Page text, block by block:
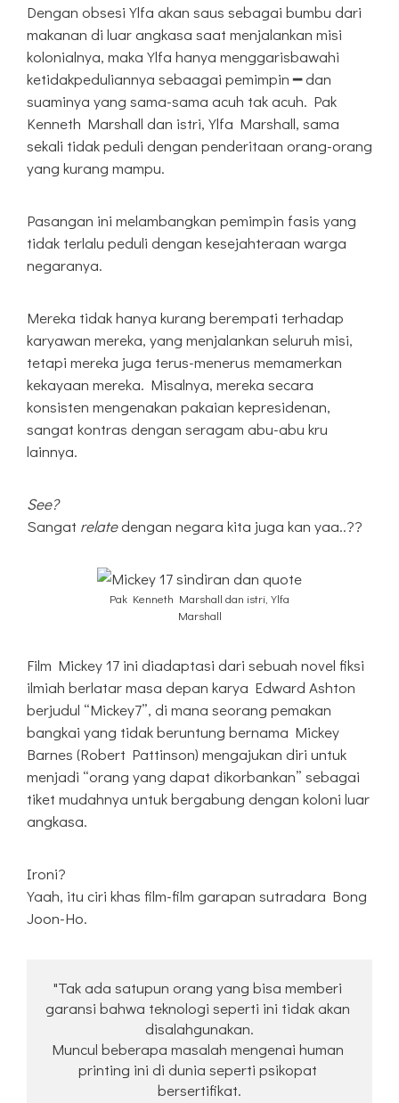
Dengan obsesi Ylfa akan saus sebagai bumbu dari
makanan di luar angkasa saat menjalankan misi
kolonialnya, maka Ylfa hanya menggarisbawahi
ketidakpeduliannya sebaagai pemimpin ━ dan
suaminya yang sama-sama acuh tak acuh. Pak
Kenneth Marshall dan istri, Ylfa Marshall, sama
sekali tidak peduli dengan penderitaan orang-orang
yang kurang mampu.
Pasangan ini melambangkan pemimpin fasis yang
tidak terlalu peduli dengan kesejahteraan warga
negaranya.
Mereka tidak hanya kurang berempati terhadap
karyawan mereka, yang menjalankan seluruh misi,
tetapi mereka juga terus-menerus memamerkan
kekayaan mereka. Misalnya, mereka secara
konsisten mengenakan pakaian kepresidenan,
sangat kontras dengan seragam abu-abu kru
lainnya.
See?
Sangat relatedengan negara kita juga kan yaa..??
Pak Kenneth Marshall dan istri, Ylfa
Marshall
Film Mickey 17 ini diadaptasi dari sebuah novel fiksi
ilmiah berlatar masa depan karya Edward Ashton
berjudul “Mickey7”, di mana seorang pemakan
bangkai yang tidak beruntung bernama Mickey
Barnes (Robert Pattinson) mengajukan diri untuk
menjadi “orang yang dapat dikorbankan” sebagai
tiket mudahnya untuk bergabung dengan koloni luar
angkasa.
Ironi?
Yaah, itu ciri khas film-film garapan sutradara Bong
Joon-Ho.
"Tak ada satupun orang yang bisa memberi
garansi bahwa teknologi seperti ini tidak akan
disalahgunakan.
Muncul beberapa masalah mengenai human
printing ini di dunia seperti psikopat
bersertifikat.